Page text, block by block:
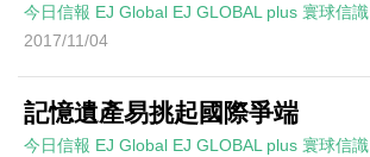
今日信報 EJ Global EJ GLOBAL plus 寰球信識
2017/11/04
記憶遺產易挑起國際爭端
今日信報 EJ Global EJ GLOBAL plus 寰球信識